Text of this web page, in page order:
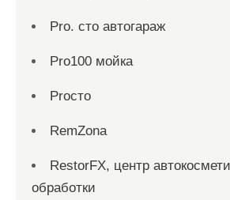
Pro. cтo автогараж
Pro100 мойка
Proсто
RemZona
RestorFX, центр
обработки